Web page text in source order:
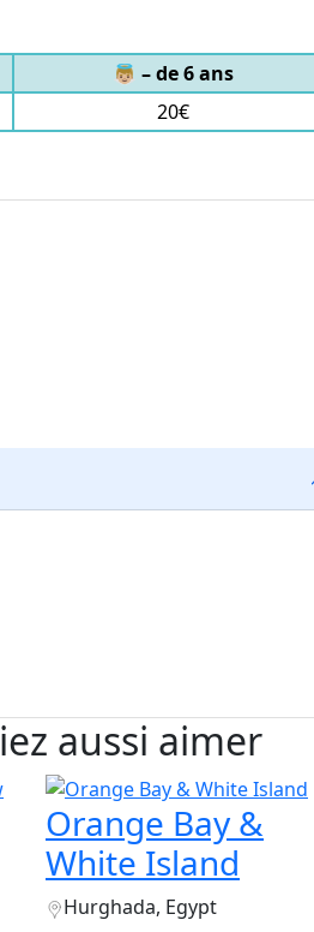
👼🏼 – de 6 ans
20€
aussi aimer
Orange Bay &
White Island
Hurghada, Egypt